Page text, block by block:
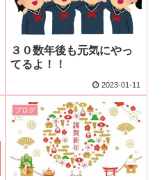
３０数年後も元気にやっ
てるよ！！
2023-01-11
ブログ